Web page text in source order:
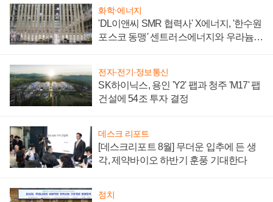
화학·에너지
'DL이앤씨 SMR 협력사' X에너지, '한수원
포스코 동맹' 센트러스에너지와 우라늄
전자·전기·정보통신
SK하이닉스, 용인 'Y2' 팹과 청주 'M17' 팹
건설에 54조 투자 결정
데스크 리포트
[데스크리포트 8월] 무더운 입추에 든 생
각, 제약바이오 하반기 훈풍 기대한다
정치